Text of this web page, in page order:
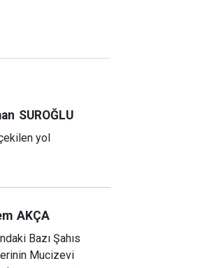
SUROĞLU
yol
AKÇA
Bazı Şahıs
Mucizevi